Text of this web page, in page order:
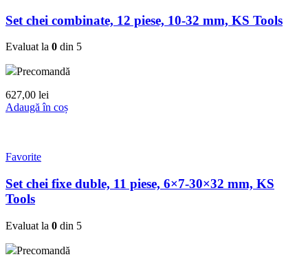
Set chei combinate, 12 piese, 10-32 mm, KS Tools
Evaluat la 0 din 5
Precomandă
627,00 lei
Adaugă în coș
Favorite
Set chei fixe duble, 11 piese, 6×7-30×32 mm, KS
Tools
Evaluat la 0 din 5
Precomandă